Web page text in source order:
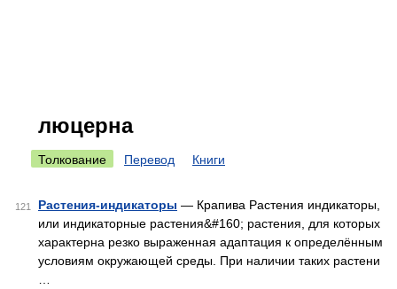
люцерна
Толкование Перевод Книги
121 Растения-индикаторы — Крапива Растения индикаторы,
или индикаторные растения&#160; растения, для которых
характерна резко выраженная адаптация к определённым
условиям окружающей среды. При наличии таких растени